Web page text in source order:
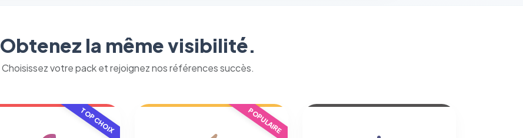
Obtenez la même visibilité.
Choisissez votre pack et rejoignez nos références succès.
TOP CHOIX POPULAIRE
Nécessaires au fonctionnement du site : session, sécurité,
Cookies analytiques